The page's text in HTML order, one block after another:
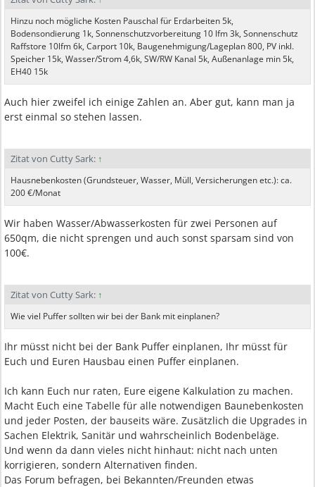
Hinzu noch mögliche Kosten Pauschal für Erdarbeiten 5k,
Bodensondierung 1k, Sonnenschutzvorbereitung 10 lfm 3k, Sonnenschutz
Raffstore 10lfm 6k, Carport 10k, Baugenehmigung/Lageplan 800, PV inkl.
Speicher 15k, Wasser/Strom 4,6k, SW/RW Kanal 5k, Außenanlage min 5k,
EH40 15k
Auch hier zweifel ich einige Zahlen an. Aber gut, kann man ja
erst einmal so stehen lassen.
Zitat von Cutty Sark: ↑
Hausnebenkosten (Grundsteuer, Wasser, Müll, Versicherungen etc.): ca.
200 €/Monat
Wir haben Wasser/Abwasserkosten für zwei Personen auf
650qm, die nicht sprengen und auch sonst sparsam sind von
100€.
Zitat von Cutty Sark: ↑
Wie viel Puffer sollten wir bei der Bank mit einplanen?
Ihr müsst nicht bei der Bank Puffer einplanen, Ihr müsst für
Euch und Euren Hausbau einen Puffer einplanen.
Ich kann Euch nur raten, Eure eigene Kalkulation zu machen.
Macht Euch eine Tabelle für alle notwendigen Baunebenkosten
und jeder Posten, der bauseits wäre. Zusätzlich die Upgrades in
Sachen Elektrik, Sanitär und wahrscheinlich Bodenbeläge.
Und wenn da dann vieles nicht hinhaut: nicht nach unten
korrigieren, sondern Alternativen finden.
Das Forum befragen, bei Bekannten/Freunden etwas